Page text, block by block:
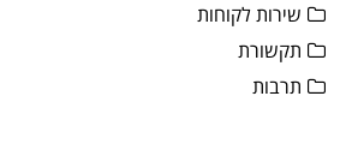
שירות לקוחות
תקשורת
תרבות